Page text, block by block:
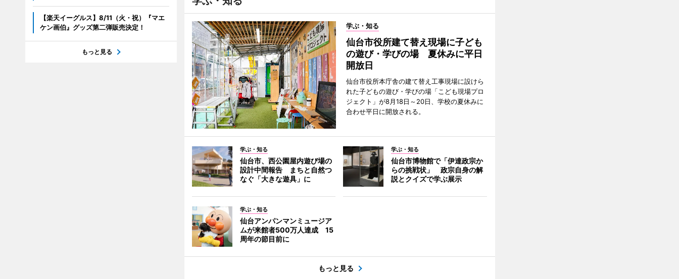
学ぶ・知る
仙台市役所建て替え現場に子ども
の遊び・学びの場 夏休みに平日
開放日
仙台市役所本庁舎の建て替え工事現場に設けら
れた子どもの遊び・学びの場「こども現場プロ
ジェクト」が8月18日～20日、学校の夏休みに
合わせ平日に開放される。
学ぶ・知る
仙台市、西公園屋内遊び場の
設計中間報告 まちと自然つ
なぐ「大きな遊具」に
学ぶ・知る
仙台市博物館で「伊達政宗か
らの挑戦状」 政宗自身の解
説とクイズで学ぶ展示
学ぶ・知る
仙台アンパンマンミュージア
ムが来館者500万人達成 15
周年の節目前に
もっと見る
【楽天イーグルス】8/11（火・祝）『マエ
ケン画伯』グッズ第二弾販売決定！
もっと見る